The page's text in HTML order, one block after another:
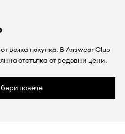
всяка покупка. В Answear Club
отстъпка от редовни цени.
повече